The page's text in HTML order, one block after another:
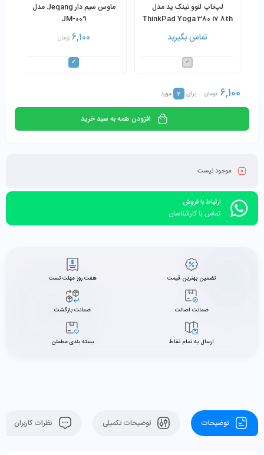
لپ‌تاپ لنوو تینک پد مدل
ThinkPad Yoga 380 i7 8th
8GB 256SSD 13.3"
تماس بگیرید
ماوس سیم دار Jeqang مدل
JM-009
6,100 تومان
6,100 تومان برای 2 مورد
افزودن همه به سبد خرید
موجود نیست
ارتباط با فروش
تماس با کارشناسان
تضمین بهترین قیمت هفت روز مهلت تست
ضمانت اصالت ضمانت بازگشت
ارسال به تمام نقاط بسته بندی مطمئن
توضیحات توضیحات تکمیلی نظرات کاربران